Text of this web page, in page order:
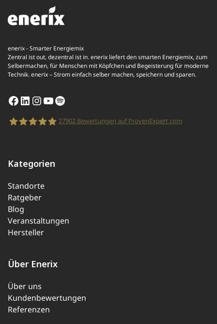
enerix - Smarter Energiemix
Zentral ist out, dezentral ist in. enerix liefert den smarten Energiemix, zum
Selbermachen, für Menschen mit Köpfchen und Begeisterung für moderne
Technik. enerix – Strom einfach selber machen, speichern und sparen.
Facebook
LinkedIn
Instagram
YouTube
Spotify
27902Bewertungen auf ProvenExpert.com
Kategorien
Standorte
Ratgeber
Blog
Veranstaltungen
Hersteller
Über Enerix
Über uns
Kundenbewertungen
Referenzen